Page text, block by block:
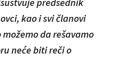
kao i svi članovi
da rešavamo
neće biti reči o